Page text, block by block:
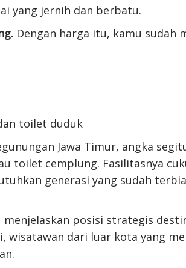
yang jernih dan berbatu.
Dengan harga itu, kamu sudah
toilet duduk
Jawa Timur, angka
toilet cemplung. Fasilitasnya
generasi yang sudah
posisi strategis
wisatawan dari luar kota yang